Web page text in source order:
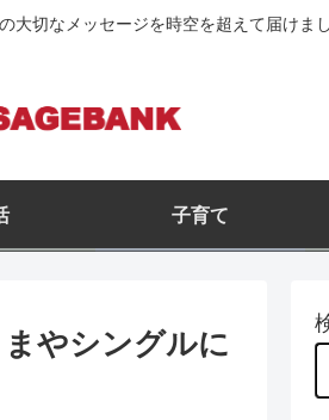
切なメッセージを時空を超えて届けまし
子育て
やシングルに